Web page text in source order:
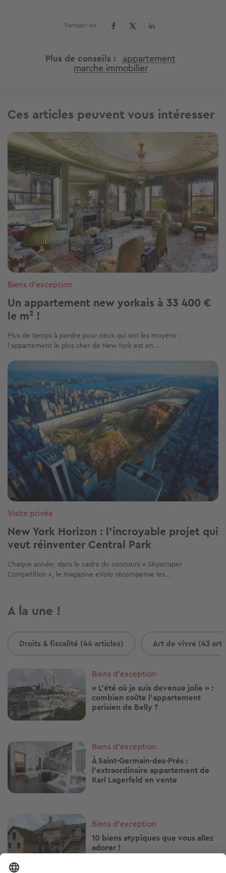
Partager sur
Plus de conseils appartement
marche immobilier
Ces articles peuvent vous intéresser
Image
Biens d'exception
Un appartement new yorkais à 33 400 €
le m² !
Plus de temps à perdre pour ceux qui ont les moyens :
l’appartement le plus cher de New York est en...
Image
Visite privée
New York Horizon : l'incroyable projet qui
veut réinventer Central Park
Chaque année, dans le cadre du concours « Skyscraper
Competition », le magazine eVolo récompense les...
A la une !
Droits & fiscalité (44 articles) Art de vivre (43
Image
Biens d'exception
« L'été où je suis devenue jolie » :
combien coûte l'appartement
parisien de Belly ?
Image
Biens d'exception
À Saint-Germain-des-Prés :
l'extraordinaire appartement de
Karl Lagerfeld en vente
Biens d'exception
10 biens atypiques que vous allez
adorer !